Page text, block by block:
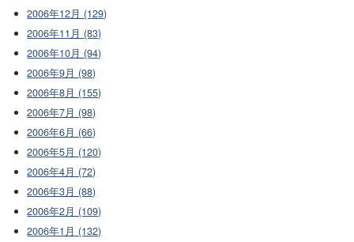
2006年12月 (129)
2006年11月 (83)
2006年10月 (94)
2006年9月 (98)
2006年8月 (155)
2006年7月 (98)
2006年6月 (66)
2006年5月 (120)
2006年4月 (72)
2006年3月 (88)
2006年2月 (109)
2006年1月 (132)